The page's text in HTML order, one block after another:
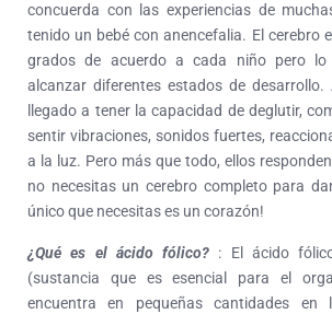
concuerda con las experiencias de
tenido un bebé con anencefalia. El cerebro
grados de acuerdo a cada niño pero lo
alcanzar diferentes estados de desarrollo.
llegado a tener la capacidad de deglutir,
sentir vibraciones, sonidos fuertes,
a la luz. Pero más que todo, ellos
no necesitas un cerebro completo para
único que necesitas es un corazón!
¿Qué es el ácido fólico? : El ácido
(sustancia que es esencial para el
encuentra en pequeñas cantidades en